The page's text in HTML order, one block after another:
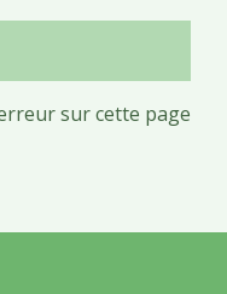
sur cette page